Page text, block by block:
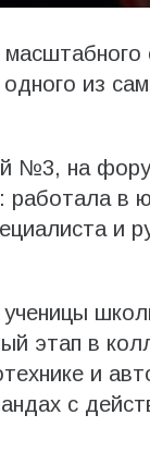
из
№3, на
работала в
и
этап в
и
с